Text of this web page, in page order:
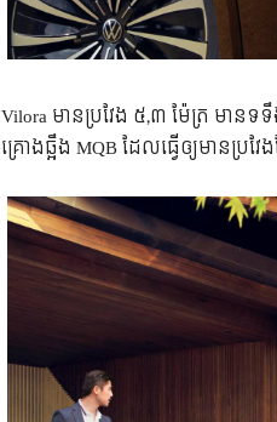
Vilora មាន​ប្រវែង ៥,៣ ម៉ែត្រ មា
គ្រោង​ឆ្អឹង​ MQB ដែល​ធ្វើ​ឲ្យ​មាន​ប្រវ